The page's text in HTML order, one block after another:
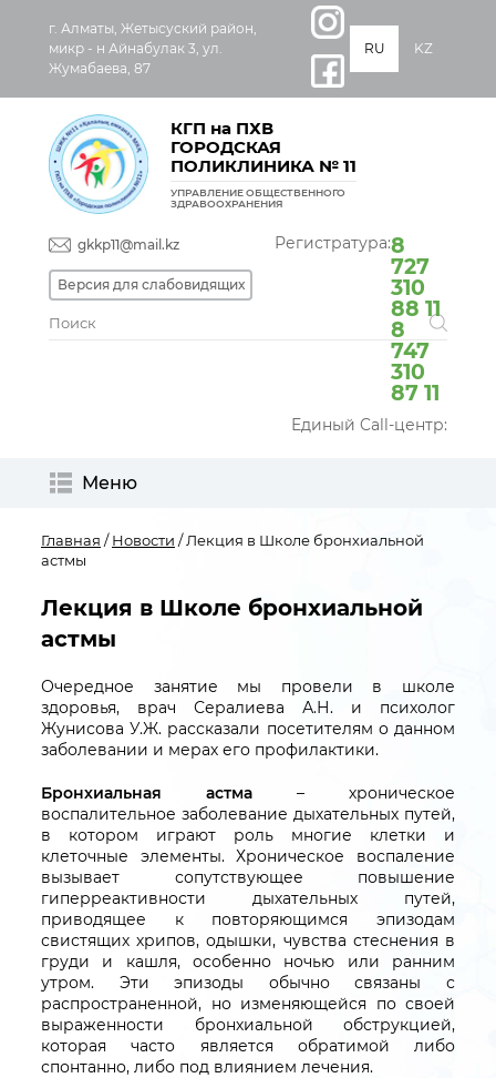
г. Алматы, Жетысуский район,
микр - н Айнабулак 3, ул.
Жумабаева, 87
RU KZ
КГП на ПХВ
ГОРОДСКАЯ
ПОЛИКЛИНИКА № 11
УПРАВЛЕНИЕ ОБЩЕСТВЕННОГО
ЗДРАВООХРАНЕНИЯ
gkkp11@mail.kz
Версия для слабовидящих
Регистратура:8
727
310
88 11
8
747
310
87 11
Единый Call-центр:
Меню
Главная /Новости / Лекция в Школе бронхиальной
астмы
Лекция в Школе бронхиальной
астмы
Очередное занятие мы провели в школе
здоровья, врач Сералиева А.Н. и психолог
Жунисова У.Ж. рассказали посетителям о данном
заболевании и мерах его профилактики.
Бронхиальная астма – хроническое
воспалительное заболевание дыхательных путей,
в котором играют роль многие клетки и
клеточные элементы. Хроническое воспаление
вызывает сопутствующее повышение
гиперреактивности дыхательных путей,
приводящее к повторяющимся эпизодам
свистящих хрипов, одышки, чувства стеснения в
груди и кашля, особенно ночью или ранним
утром. Эти эпизоды обычно связаны с
распространенной, но изменяющейся по своей
выраженности бронхиальной обструкцией,
которая часто является обратимой либо
спонтанно, либо под влиянием лечения.